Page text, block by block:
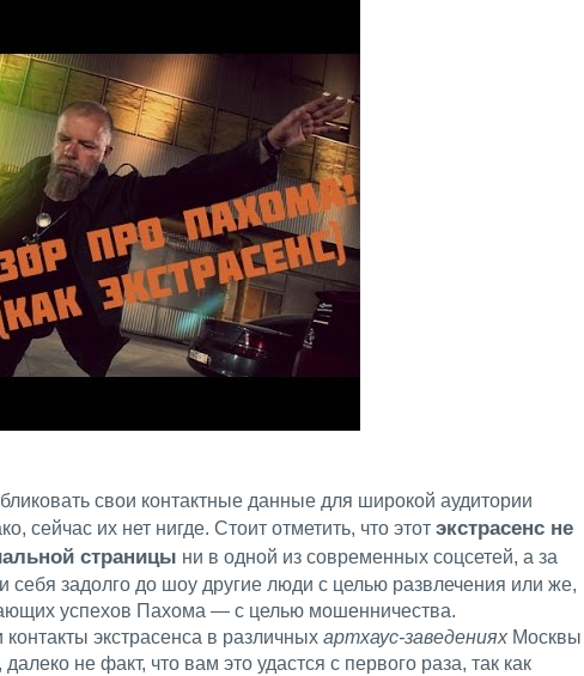
свои контактные данные для широкой аудитории
сейчас их нет нигде. Стоит отметить, что этот экстрасенс не
страницы ни в одной из современных соцсетей, а за
себя задолго до шоу другие люди с целью развлечения или же,
успехов Пахома — с целью мошенничества.
экстрасенса в различных артхаус-заведениях Москвы
не факт, что вам это удастся с первого раза, так как